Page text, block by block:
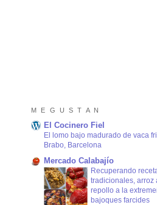
M E G U S T A N
El Cocinero Fiel
El lomo bajo madurado de vaca
Brabo, Barcelona
Mercado Calabajío
Recuperando
tradicionales, arroz
repollo a la
bajoques farcides